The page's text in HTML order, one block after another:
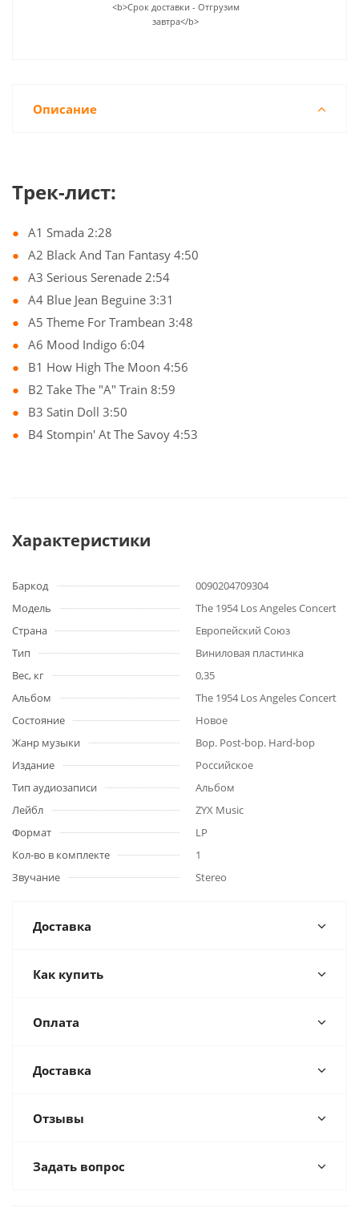
<b>Срок доставки - Отгрузим
завтра</b>
Описание
Трек-лист:
A1 Smada 2:28
A2 Black And Tan Fantasy 4:50
A3 Serious Serenade 2:54
A4 Blue Jean Beguine 3:31
A5 Theme For Trambean 3:48
A6 Mood Indigo 6:04
B1 How High The Moon 4:56
B2 Take The "A" Train 8:59
B3 Satin Doll 3:50
B4 Stompin' At The Savoy 4:53
Характеристики
Баркод
0090204709304
Модель
The 1954 Los Angeles Concert
Страна
Европейский Союз
Тип
Виниловая пластинка
Вес, кг
0,35
Альбом
The 1954 Los Angeles Concert
Состояние
Новое
Жанр музыки
Bop. Post-bop. Hard-bop
Издание
Российское
Тип аудиозаписи
Альбом
Лейбл
ZYX Music
Формат
LP
Кол-во в комплекте
1
Звучание
Stereo
Доставка
Как купить
Оплата
Доставка
Отзывы
Задать вопрос